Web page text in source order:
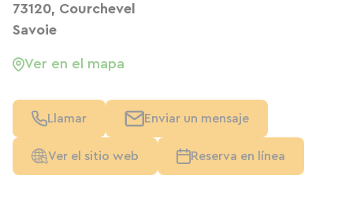
73120, Courchevel
Savoie
Ver en el mapa
Llamar Enviar un mensaje
Ver el sitio web Reserva en línea